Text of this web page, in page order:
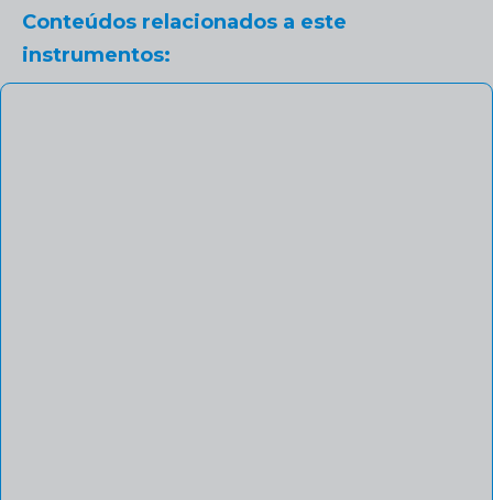
Conteúdos relacionados a este
instrumentos: